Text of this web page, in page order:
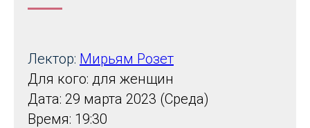
Лектор: Мирьям Розет
Для кого: для женщин
Дата: 29 марта 2023 (Среда)
Время: 19:30